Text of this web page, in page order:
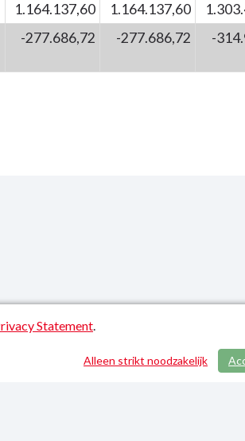
1.164.137,60 1.164.137,60
-277.686,72 -277.686,72 -
Statement.
Alleen strikt noodzakelijk